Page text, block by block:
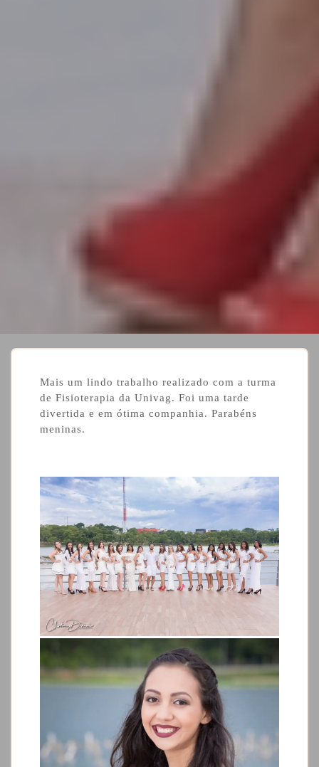
Mais um lindo trabalho realizado com a turma
de Fisioterapia da Univag. Foi uma tarde
divertida e em ótima companhia. Parabéns
meninas.